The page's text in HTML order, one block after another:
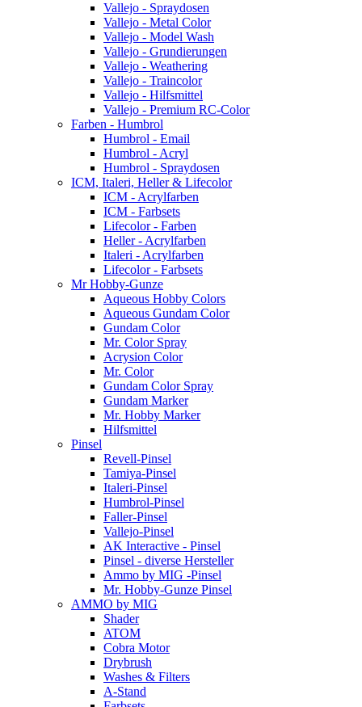
Vallejo - Spraydosen
Vallejo - Metal Color
Vallejo - Model Wash
Vallejo - Grundierungen
Vallejo - Weathering
Vallejo - Traincolor
Vallejo - Hilfsmittel
Vallejo - Premium RC-Color
Farben - Humbrol
Humbrol - Email
Humbrol - Acryl
Humbrol - Spraydosen
ICM, Italeri, Heller & Lifecolor
ICM - Acrylfarben
ICM - Farbsets
Lifecolor - Farben
Heller - Acrylfarben
Italeri - Acrylfarben
Lifecolor - Farbsets
Mr Hobby-Gunze
Aqueous Hobby Colors
Aqueous Gundam Color
Gundam Color
Mr. Color Spray
Acrysion Color
Mr. Color
Gundam Color Spray
Gundam Marker
Mr. Hobby Marker
Hilfsmittel
Pinsel
Revell-Pinsel
Tamiya-Pinsel
Italeri-Pinsel
Humbrol-Pinsel
Faller-Pinsel
Vallejo-Pinsel
AK Interactive - Pinsel
Pinsel - diverse Hersteller
Ammo by MIG -Pinsel
Mr. Hobby-Gunze Pinsel
AMMO by MIG
Shader
ATOM
Cobra Motor
Drybrush
Washes & Filters
A-Stand